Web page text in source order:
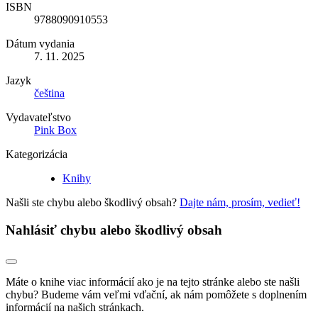
ISBN
9788090910553
Dátum vydania
7. 11. 2025
Jazyk
čeština
Vydavateľstvo
Pink Box
Kategorizácia
Knihy
Našli ste chybu alebo škodlivý obsah? Dajte nám, prosím, vedieť!
Nahlásiť chybu alebo škodlivý obsah
Máte o knihe viac informácií ako je na tejto stránke alebo ste našli
chybu? Budeme vám veľmi vďační, ak nám pomôžete s doplnením
informácií na našich stránkach.